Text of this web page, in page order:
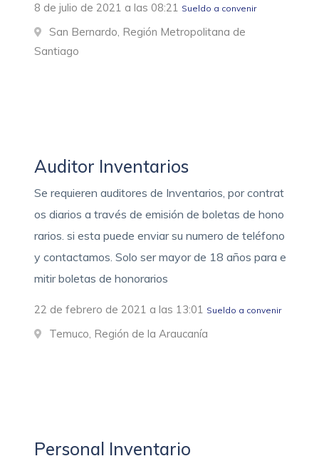
8 de julio de 2021 a las 08:21 Sueldo a convenir
San Bernardo, Región Metropolitana de
Santiago
Auditor Inventarios
Se requieren auditores de Inventarios, por contrat
os diarios a través de emisión de boletas de hono
rarios. si esta puede enviar su numero de teléfono
y contactamos. Solo ser mayor de 18 años para e
mitir boletas de honorarios
22 de febrero de 2021 a las 13:01 Sueldo a convenir
Temuco, Región de la Araucanía
Personal Inventario